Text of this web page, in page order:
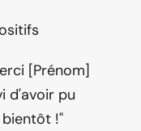
[Prénom]
d'avoir pu
!"